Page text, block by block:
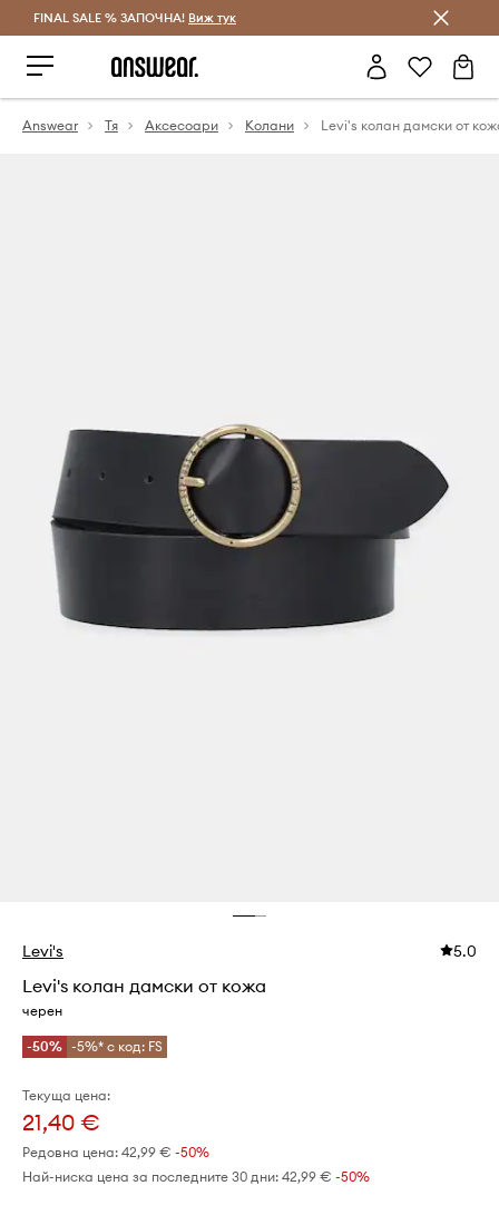
Спестявай с Answear Club
FINAL SALE % ЗАПОЧНА! Виж тук
Answear Тя Аксесоари Колани Levi's колан дамски от
Levi's 5.0
Levi's колан дамски от кожа
черен
-50% -5%* с код: FS
Текуща цена:
21,40 €
Редовна цена: 42,99 € -50%
Най-ниска цена за последните 30 дни: 42,99 € -50%